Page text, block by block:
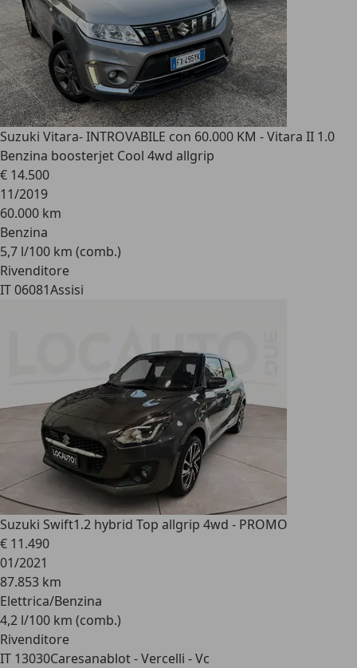
Suzuki Vitara- INTROVABILE con 60.000 KM - Vitara II 1.0
Benzina boosterjet Cool 4wd allgrip
€ 14.500
11/2019
60.000 km
Benzina
5,7 l/100 km (comb.)
Rivenditore
IT 06081Assisi
Suzuki Swift1.2 hybrid Top allgrip 4wd - PROMO
€ 11.490
01/2021
87.853 km
Elettrica/Benzina
4,2 l/100 km (comb.)
Rivenditore
IT 13030Caresanablot - Vercelli - Vc